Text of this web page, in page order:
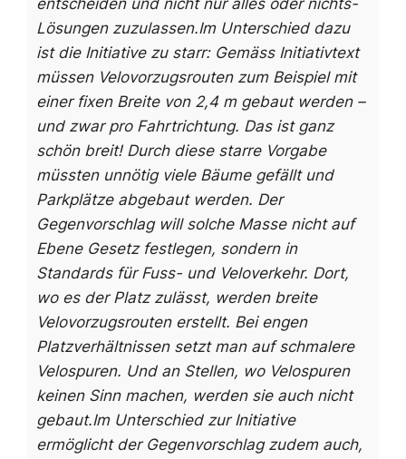
entscheiden und nicht nur alles oder nichts-
Lösungen zuzulassen.Im Unterschied dazu
ist die Initiative zu starr: Gemäss Initiativtext
müssen Velovorzugsrouten zum Beispiel mit
einer fixen Breite von 2,4 m gebaut werden –
und zwar pro Fahrtrichtung. Das ist ganz
schön breit! Durch diese starre Vorgabe
müssten unnötig viele Bäume gefällt und
Parkplätze abgebaut werden. Der
Gegenvorschlag will solche Masse nicht auf
Ebene Gesetz festlegen, sondern in
Standards für Fuss- und Veloverkehr. Dort,
wo es der Platz zulässt, werden breite
Velovorzugsrouten erstellt. Bei engen
Platzverhältnissen setzt man auf schmalere
Velospuren. Und an Stellen, wo Velospuren
keinen Sinn machen, werden sie auch nicht
gebaut.Im Unterschied zur Initiative
ermöglicht der Gegenvorschlag zudem auch,